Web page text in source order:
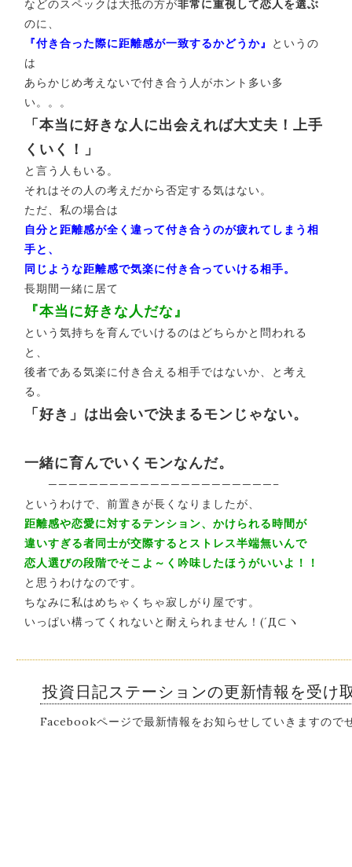
などのスペックは大抵の方が非常に重視して恋人を選ぶ
のに、
『付き合った際に距離感が一致するかどうか』
というの
は
あらかじめ考えないで付き合う人がホント多い多
い。。。
「本当に好きな人に出会えれば大丈夫！上手
くいく！」
と言う人もいる。
それはその人の考えだから否定する気はない。
ただ、私の場合は
自分と距離感が全く違って付き合うのが疲れてしまう相
手と、
同じような距離感で気楽に付き合っていける相手。
長期間一緒に居て
『本当に好きな人だな』
という気持ちを育んでいけるのはどちらかと問われる
と、
後者である気楽に付き合える相手ではないか、と考え
る。
「好き」は出会いで決まるモンじゃない。
一緒に育んでいくモンなんだ。
——————————————————————–
というわけで、前置きが長くなりましたが、
距離感や恋愛に対するテンション、かけられる時間が
違いすぎる者同士が交際するとストレス半端無いんで
恋人選びの段階でそこよ～く吟味したほうがいいよ！！
と思うわけなのです。
ちなみに私はめちゃくちゃ寂しがり屋です。
いっぱい構ってくれないと耐えられません！(´Д⊂ヽ
投資日記ステーションの更新情報を受け
Facebookページで最新情報をお知らせしていきますので